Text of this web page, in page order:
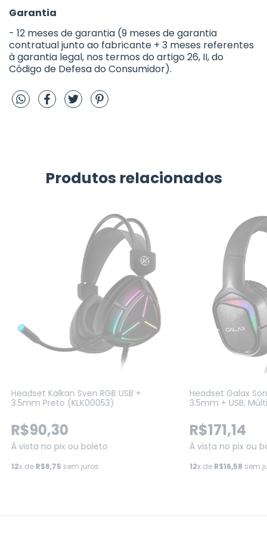
Garantia
- 12 meses de garantia (9 meses de garantia
contratual junto ao fabricante + 3 meses referentes
à garantia legal, nos termos do artigo 26, II, do
Código de Defesa do Consumidor).
Produtos relacionados
Headset Kalkan Sven RGB USB +
3.5mm Preto (KLK00053)
R$90,30
Á vista no pix ou boleto
12x deR$8,75 sem juros
Headset Galax
3.5mm + USB,
R$171,14
Á vista no pix ou
12x de R$16,58 sem